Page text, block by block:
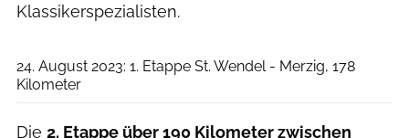
Klassikerspezialisten.
24. August 2023: 1. Etappe St. Wendel - Merzig, 178
Kilometer
Die 2. Etappe über 190 Kilometer zwischen